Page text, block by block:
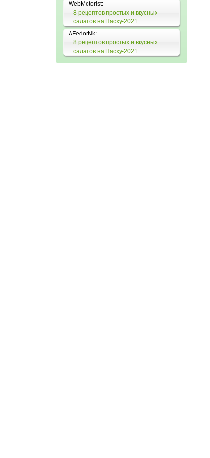
WebMotorist:
8 рецептов простых и вкусных
салатов на Пасху-2021
AFedorNk:
8 рецептов простых и вкусных
салатов на Пасху-2021